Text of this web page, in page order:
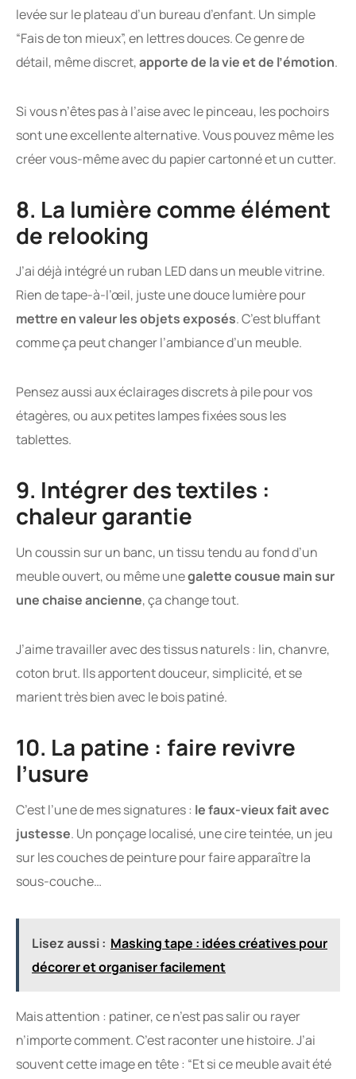
levée sur le plateau d’un bureau d’enfant. Un simple
“Fais de ton mieux”, en lettres douces. Ce genre de
détail, même discret,apporte de la vie et de l’émotion.
Si vous n’êtes pas à l’aise avec le pinceau, les pochoirs
sont une excellente alternative. Vous pouvez même les
créer vous-même avec du papier cartonné et un cutter.
8. La lumière comme élément
de relooking
J’ai déjà intégré un ruban LED dans un meuble vitrine.
Rien de tape-à-l’œil, juste une douce lumière pour
mettre en valeur les objets exposés. C’est bluffant
comme ça peut changer l’ambiance d’un meuble.
Pensez aussi aux éclairages discrets à pile pour vos
étagères, ou aux petites lampes fixées sous les
tablettes.
9. Intégrer des textiles :
chaleur garantie
Un coussin sur un banc, un tissu tendu au fond d’un
meuble ouvert, ou même unegalette cousue main sur
une chaise ancienne, ça change tout.
J’aime travailler avec des tissus naturels : lin, chanvre,
coton brut. Ils apportent douceur, simplicité, et se
marient très bien avec le bois patiné.
10. La patine : faire revivre
l’usure
C’est l’une de mes signatures : le faux-vieux fait avec
justesse. Un ponçage localisé, une cire teintée, un jeu
sur les couches de peinture pour faire apparaître la
sous-couche…
Lisez aussi : Masking tape : idées créatives pour
décorer et organiser facilement
Mais attention : patiner, ce n’est pas salir ou rayer
n’importe comment. C’est raconter une histoire. J’ai
souvent cette image en tête : “Et si ce meuble avait été